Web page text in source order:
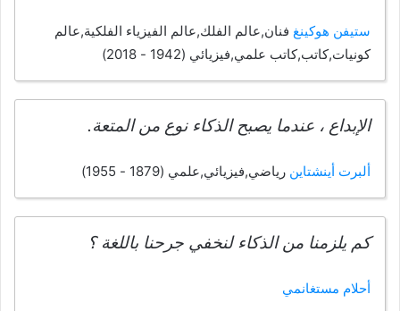
ستيفن هوكينغ فنان,عالم الفلك,عالم الفيزياء الفلكية,عالم
كونيات,كاتب,كاتب علمي,فيزيائي (1942 - 2018)
الإبداع ، عندما يصبح الذكاء نوع من المتعة.
ألبرت أينشتاين رياضي,فيزيائي,علمي (1879 - 1955)
كم يلزمنا من الذكاء لنخفي جرحنا باللغة ؟
أحلام مستغانمي